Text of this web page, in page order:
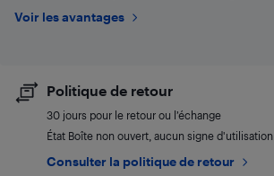
Voir les avantages
Politique de retour
30 jours pour le retour ou l’échange
État Boîte non ouvert, aucun signe d'utilisation
Consulter la politique de retour